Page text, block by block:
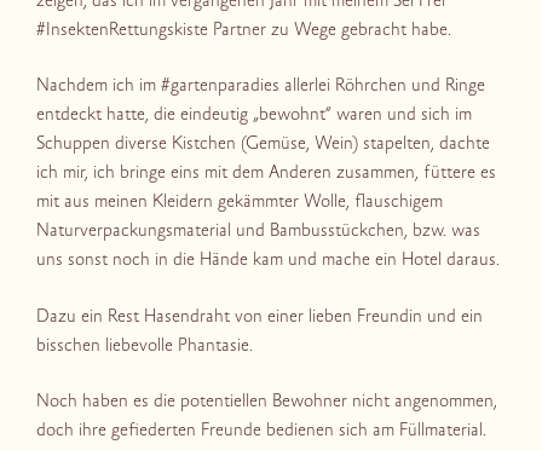
#InsektenRettungskiste Partner zu Wege gebracht habe.
Nachdem ich im #gartenparadies allerlei Röhrchen und Ringe
entdeckt hatte, die eindeutig „bewohnt“ waren und sich im
Schuppen diverse Kistchen (Gemüse, Wein) stapelten, dachte
ich mir, ich bringe eins mit dem Anderen zusammen, füttere es
mit aus meinen Kleidern gekämmter Wolle, flauschigem
Naturverpackungsmaterial und Bambusstückchen, bzw. was
uns sonst noch in die Hände kam und mache ein Hotel daraus.
Dazu ein Rest Hasendraht von einer lieben Freundin und ein
bisschen liebevolle Phantasie.
Noch haben es die potentiellen Bewohner nicht angenommen,
doch ihre gefiederten Freunde bedienen sich am Füllmaterial.